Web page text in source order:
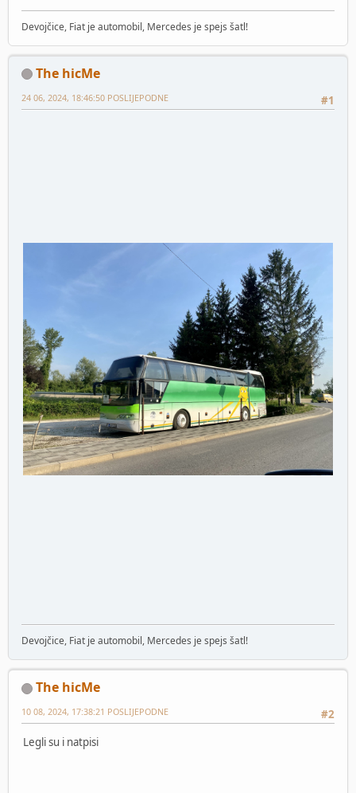
Devojčice, Fiat je automobil, Mercedes je spejs šatl!
The hicMe
#1
24 06, 2024, 18:46:50 POSLIJEPODNE
Devojčice, Fiat je automobil, Mercedes je spejs šatl!
The hicMe
#2
10 08, 2024, 17:38:21 POSLIJEPODNE
Legli su i natpisi